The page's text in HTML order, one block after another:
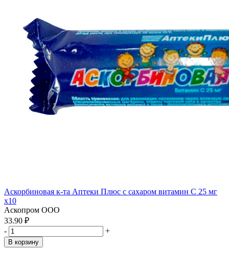
Аскорбиновая к-та Аптеки Плюс с сахаром витамин С 25 мг
x10
Аскопром ООО
33.90 ₽
-
+
В корзину